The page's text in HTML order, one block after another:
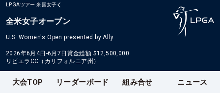
LPGAツアー 米国女子
全米女子オープン
U.S. Women's Open presented by Ally
2026年6月4日-6月7日 賞金総額 $12,500,000
リビエラCC（カリフォルニア州）
大会TOP リーダーボード 組み合せ ニュース